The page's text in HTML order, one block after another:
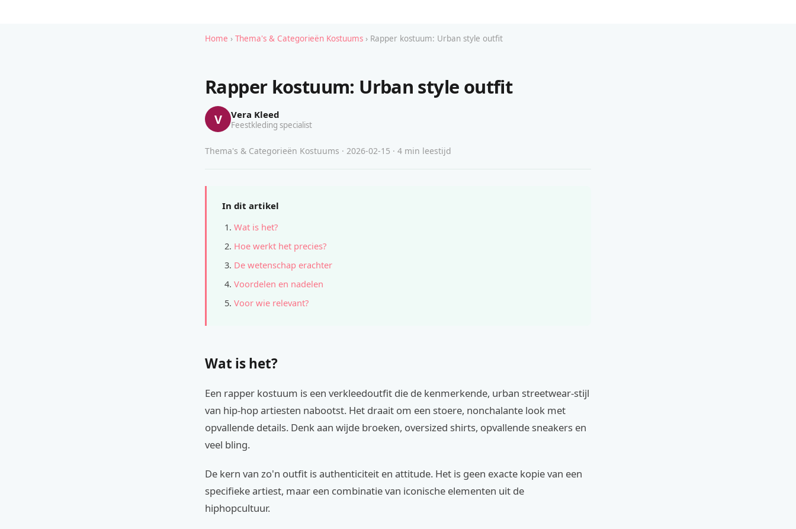
Home › Thema's & Categorieën Kostuums › Rapper kostuum: Urban style outfit
Rapper kostuum: Urban style outfit
V Vera Kleed
Feestkleding specialist
Thema's & Categorieën Kostuums · 2026-02-15 · 4 min leestijd
In dit artikel
Wat is het?
Hoe werkt het precies?
De wetenschap erachter
Voordelen en nadelen
Voor wie relevant?
Wat is het?
Een rapper kostuum is een verkleedoutfit die de kenmerkende, urban streetwear-stijl
van hip-hop artiesten nabootst. Het draait om een stoere, nonchalante look met
opvallende details. Denk aan wijde broeken, oversized shirts, opvallende sneakers en
veel bling.
De kern van zo'n outfit is authenticiteit en attitude. Het is geen exacte kopie van een
specifieke artiest, maar een combinatie van iconische elementen uit de
hiphopcultuur.